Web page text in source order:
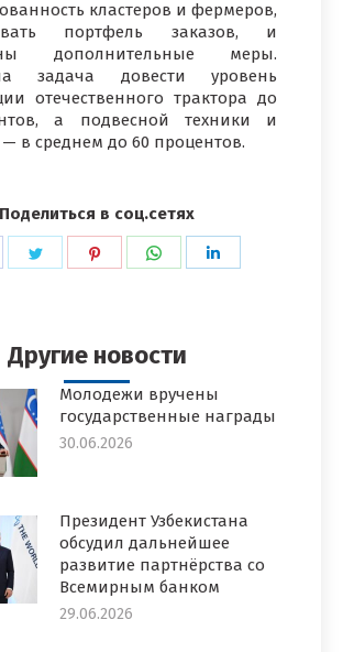
кластеров и фермеров,
портфель заказов, и
дополнительные меры.
задача довести уровень
отечественного трактора до
а подвесной техники и
в среднем до 60 процентов.
Поделиться в соц.сетях
ПоделитьсяПоделитьсяПоделиться
Другие новости
Молодежи вручены
государственные награды
30.06.2026
Президент Узбекистана
обсудил дальнейшее
развитие партнёрства со
Всемирным банком
29.06.2026